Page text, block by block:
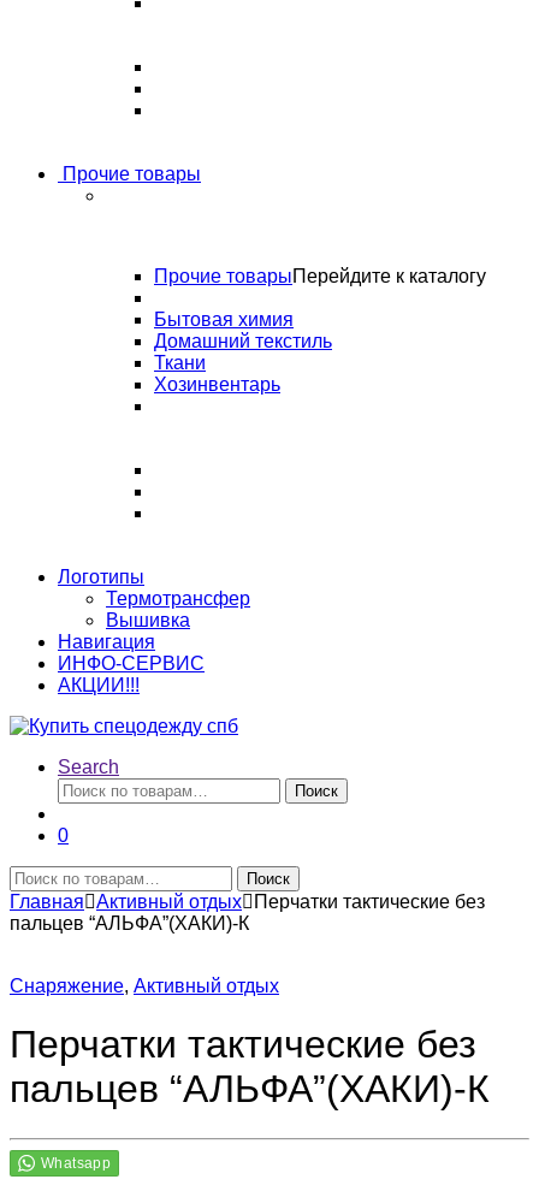
Прочие товары
Прочие товарыПерейдите к каталогу
Бытовая химия
Домашний текстиль
Ткани
Хозинвентарь
Логотипы
Термотрансфер
Вышивка
Навигация
ИНФО-СЕРВИС
АКЦИИ!!!
Search
Искать:
Поиск
0
Искать:
Поиск
Главная Активный отдых
Перчатки тактические без
пальцев “АЛЬФА”(ХАКИ)-К
Снаряжение, Активный отдых
Перчатки тактические без
пальцев “АЛЬФА”(ХАКИ)-К